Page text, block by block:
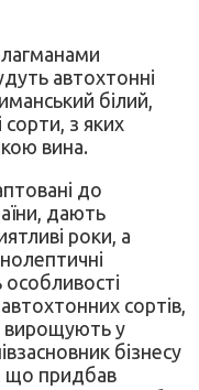
автохтонні
білий,
з яких
вина.
до
дають
роки, а
сортів,
вирощують у
бізнесу
що придбав